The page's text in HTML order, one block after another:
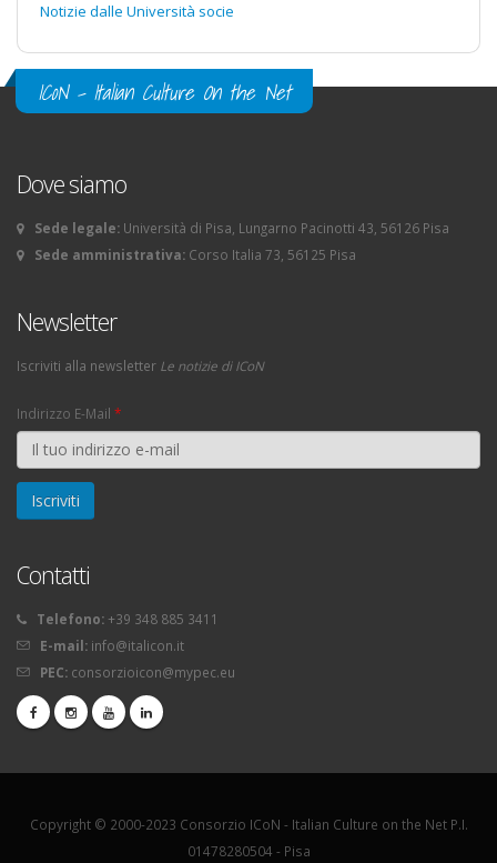
Notizie dalle Università socie
ICoN - Italian Culture On the Net
Dove siamo
Sede legale: Università di Pisa, Lungarno Pacinotti 43, 56126 Pisa
Sede amministrativa: Corso Italia 73, 56125 Pisa
Newsletter
Iscriviti alla newsletter Le notizie di ICoN
Indirizzo E-Mail *
Contatti
Telefono: +39 348 885 3411
E-mail: info@italicon.it
PEC: consorzioicon@mypec.eu
Copyright © 2000-2023 Consorzio ICoN - Italian Culture on the Net P.I.
01478280504 - Pisa